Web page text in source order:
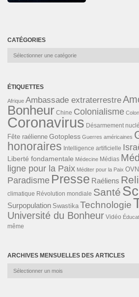
CATÉGORIES
Catégories
ÉTIQUETTES
Afrique Ambassade extraterrestre
Bonheur Chine Colonialisme
Coronavirus Désarmement
Fête raélienne Gotopless Guerres américaines
honoraires Intelligence artificielle
Liberté fondamentale Médecine Médias
ligne pour la Paix Méditer pour la Paix OVNI
Paradisme Presse Raéliens
climatique Révolution mondiale Santé
Surpopulation Swastika Technologie
Université du Bonheur Vidéo
même
ARCHIVES MENSUELLES DES ARTICLES
Archives